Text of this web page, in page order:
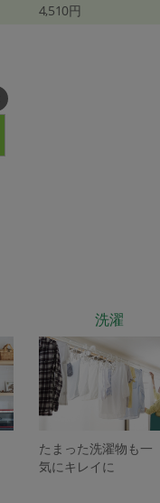
4,510円
洗濯
たまった洗濯物も一
気にキレイに